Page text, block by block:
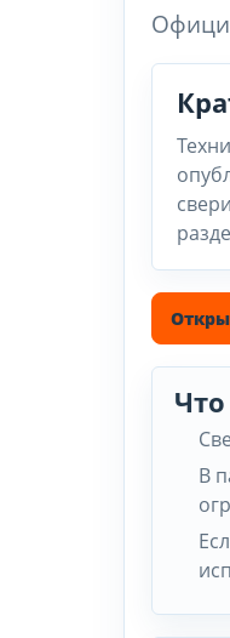
В